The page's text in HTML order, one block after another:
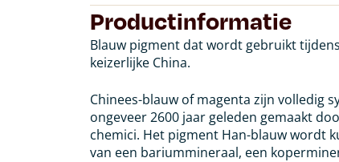
Productinformatie
Blauw pigment dat wordt gebruikt
keizerlijke China.
Chinees-blauw of magenta zijn volledig
ongeveer 2600 jaar geleden gemaakt
chemici. Het pigment Han-blauw wordt
van een bariummineraal, een